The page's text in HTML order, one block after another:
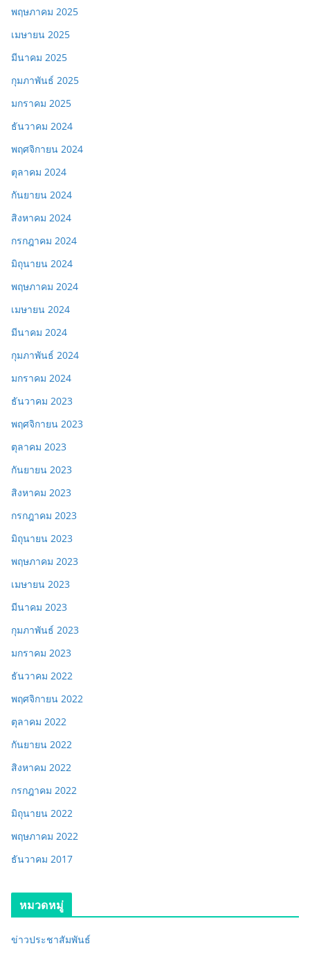
พฤษภาคม 2025
เมษายน 2025
มีนาคม 2025
กุมภาพันธ์ 2025
มกราคม 2025
ธันวาคม 2024
พฤศจิกายน 2024
ตุลาคม 2024
กันยายน 2024
สิงหาคม 2024
กรกฎาคม 2024
มิถุนายน 2024
พฤษภาคม 2024
เมษายน 2024
มีนาคม 2024
กุมภาพันธ์ 2024
มกราคม 2024
ธันวาคม 2023
พฤศจิกายน 2023
ตุลาคม 2023
กันยายน 2023
สิงหาคม 2023
กรกฎาคม 2023
มิถุนายน 2023
พฤษภาคม 2023
เมษายน 2023
มีนาคม 2023
กุมภาพันธ์ 2023
มกราคม 2023
ธันวาคม 2022
พฤศจิกายน 2022
ตุลาคม 2022
กันยายน 2022
สิงหาคม 2022
กรกฎาคม 2022
มิถุนายน 2022
พฤษภาคม 2022
ธันวาคม 2017
หมวดหมู่
ข่าวประชาสัมพันธ์